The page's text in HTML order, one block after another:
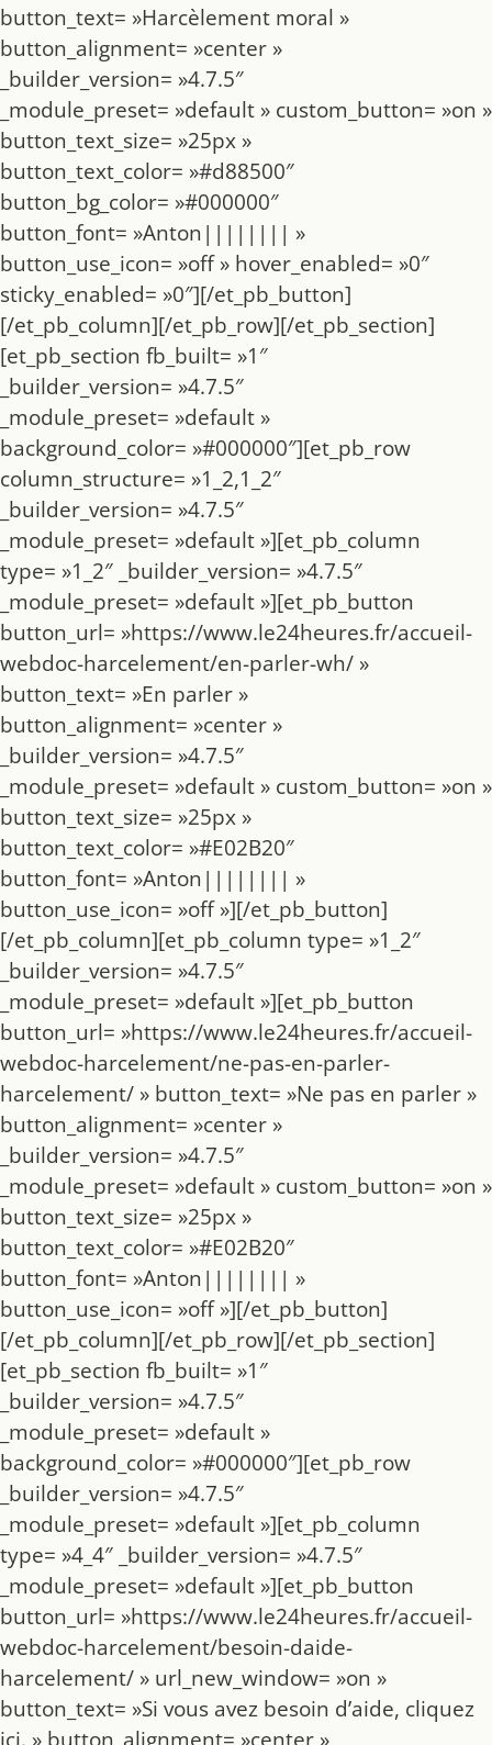
button_text= »Harcèlement moral »
button_alignment= »center »
_builder_version= »4.7.5″
_module_preset= »default » custom_button= »on »
button_text_size= »25px »
button_text_color= »#d88500″
button_bg_color= »#000000″
button_font= »Anton|||||||| »
button_use_icon= »off » hover_enabled= »0″
sticky_enabled= »0″][/et_pb_button]
[/et_pb_column][/et_pb_row][/et_pb_section]
[et_pb_section fb_built= »1″
_builder_version= »4.7.5″
_module_preset= »default »
background_color= »#000000″][et_pb_row
column_structure= »1_2,1_2″
_builder_version= »4.7.5″
_module_preset= »default »][et_pb_column
type= »1_2″ _builder_version= »4.7.5″
_module_preset= »default »][et_pb_button
button_url= »https://www.le24heures.fr/accueil-
webdoc-harcelement/en-parler-wh/ »
button_text= »En parler »
button_alignment= »center »
_builder_version= »4.7.5″
_module_preset= »default » custom_button= »on »
button_text_size= »25px »
button_text_color= »#E02B20″
button_font= »Anton|||||||| »
button_use_icon= »off »][/et_pb_button]
[/et_pb_column][et_pb_column type= »1_2″
_builder_version= »4.7.5″
_module_preset= »default »][et_pb_button
button_url= »https://www.le24heures.fr/accueil-
webdoc-harcelement/ne-pas-en-parler-
harcelement/ » button_text= »Ne pas en parler »
button_alignment= »center »
_builder_version= »4.7.5″
_module_preset= »default » custom_button= »on »
button_text_size= »25px »
button_text_color= »#E02B20″
button_font= »Anton|||||||| »
button_use_icon= »off »][/et_pb_button]
[/et_pb_column][/et_pb_row][/et_pb_section]
[et_pb_section fb_built= »1″
_builder_version= »4.7.5″
_module_preset= »default »
background_color= »#000000″][et_pb_row
_builder_version= »4.7.5″
_module_preset= »default »][et_pb_column
type= »4_4″ _builder_version= »4.7.5″
_module_preset= »default »][et_pb_button
button_url= »https://www.le24heures.fr/accueil-
webdoc-harcelement/besoin-daide-
harcelement/ » url_new_window= »on »
button_text= »Si vous avez besoin d’aide, cliquez
ici. » button_alignment= »center »